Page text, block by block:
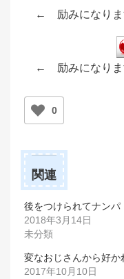
← 励みになりま
← 励みになりま
0
関連
後をつけられてナンパ
2018年3月14日
未分類
変なおじさんから好か
2017年10月10日